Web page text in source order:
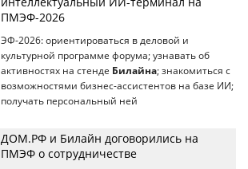
ПМЭФ-2026
ЭФ-2026: ориентироваться в деловой и
культурной программе форума; узнавать об
активностях на стенде Билайна; знакомиться с
возможностями бизнес-ассистентов на базе ИИ;
получать персональный ней
ДОМ.РФ и Билайн договорились на
ПМЭФ о сотрудничестве